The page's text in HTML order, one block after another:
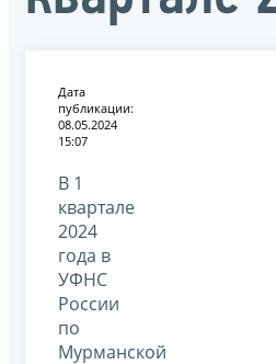
Дата
публикации:
08.05.2024
15:07
В 1
квартале
2024
года в
УФНС
России
по
Мурманской